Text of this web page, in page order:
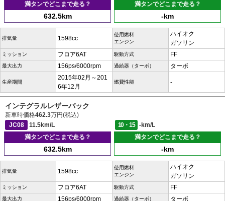
満タンでどこまで走る？
632.5km
満タンでどこまで走る？
-km
排気量 1598cc
使用燃料
エンジン
ハイオク
ガソリン
ミッション フロア6AT 駆動方式 FF
最大出力 156ps/6000rpm 過給器（ターボ） ターボ
生産期間
2015年02月～201
6年12月
燃費性能 -
インテグラルレザーパック
新車時価格462.3万円(税込)
JC08
11.5km/L 10・15
-km/L
満タンでどこまで走る？
632.5km
満タンでどこまで走る？
-km
排気量 1598cc
使用燃料
エンジン
ハイオク
ガソリン
ミッション フロア6AT 駆動方式 FF
最大出力 156ps/6000rpm 過給器（ターボ） ターボ